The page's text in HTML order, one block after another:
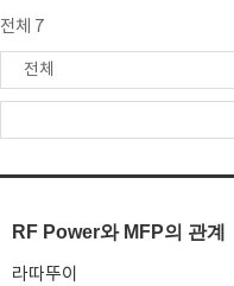
전체 7
RF Power와 MFP의 관계
라따뚜이